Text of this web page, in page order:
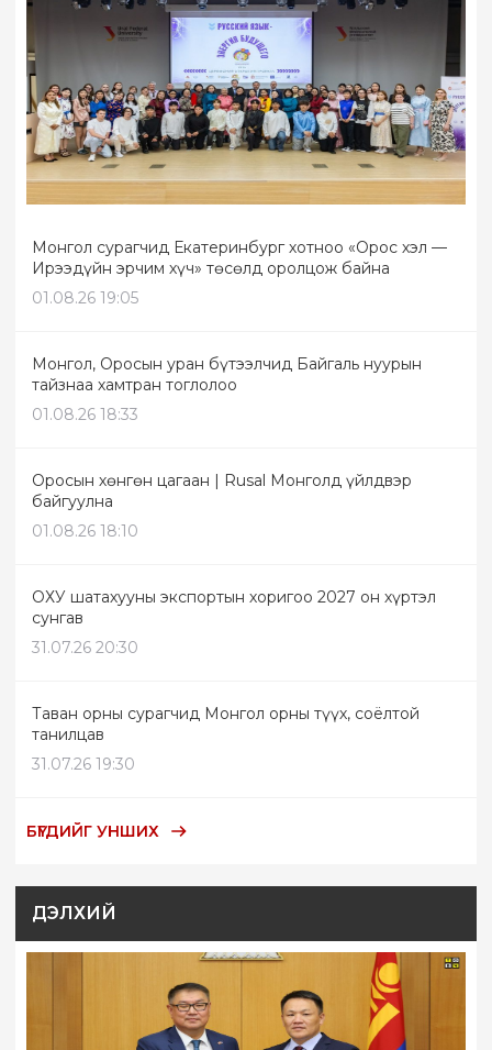
Монгол сурагчид Екатеринбург хотноо «Орос хэл —
Ирээдүйн эрчим хүч» төсөлд оролцож байна
01.08.26 19:05
Монгол, Оросын уран бүтээлчид Байгаль нуурын
тайзнаа хамтран тоглолоо
01.08.26 18:33
Оросын хөнгөн цагаан | Rusal Монголд үйлдвэр
байгуулна
01.08.26 18:10
ОХУ шатахууны экспортын хоригоо 2027 он хүртэл
сунгав
31.07.26 20:30
Таван орны сурагчид Монгол орны түүх, соёлтой
танилцав
31.07.26 19:30
БҮГДИЙГ УНШИХ
ДЭЛХИЙ